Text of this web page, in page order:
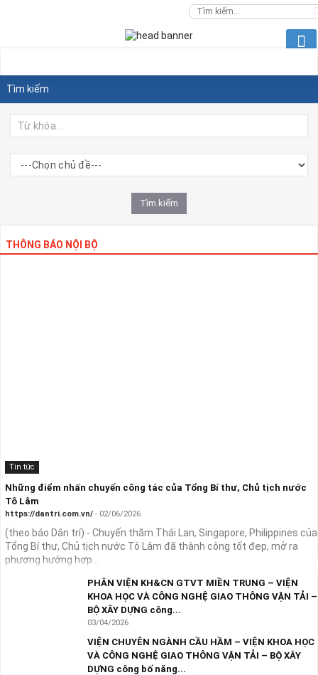
Tìm kiếm
THÔNG BÁO NỘI BỘ
Tin tức
Những điểm nhấn chuyến công tác của Tổng Bí thư, Chủ tịch nước
Tô Lâm
https://dantri.com.vn/ - 02/06/2026
(theo báo Dân trí) - Chuyến thăm Thái Lan, Singapore, Philippines của
Tổng Bí thư, Chủ tịch nước Tô Lâm đã thành công tốt đẹp, mở ra
phương hướng hợp...
PHÂN VIỆN KH&CN GTVT MIỀN TRUNG – VIỆN
KHOA HỌC VÀ CÔNG NGHỆ GIAO THÔNG VẬN TẢI –
BỘ XÂY DỰNG công...
03/04/2026
VIỆN CHUYÊN NGÀNH CẦU HẦM – VIỆN KHOA HỌC
VÀ CÔNG NGHỆ GIAO THÔNG VẬN TẢI – BỘ XÂY
DỰNG công bố năng...